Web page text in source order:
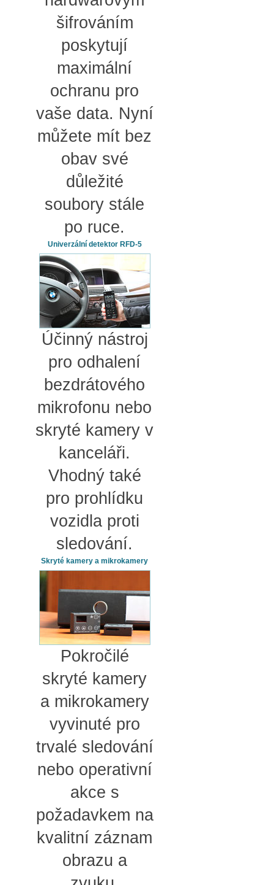
šifrováním
poskytují
maximální
ochranu pro
vaše data. Nyní
můžete mít bez
obav své
důležité
soubory stále
po ruce.
Univerzální detektor RFD-5
Účinný nástroj
pro odhalení
bezdrátového
mikrofonu nebo
skryté kamery v
kanceláři.
Vhodný také
pro prohlídku
vozidla proti
sledování.
Skryté kamery a mikrokamery
Pokročilé
skryté kamery
a mikrokamery
vyvinuté pro
trvalé sledování
nebo operativní
akce s
požadavkem na
kvalitní záznam
obrazu a